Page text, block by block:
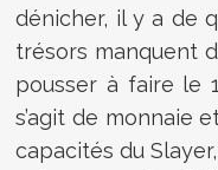
dénicher, il y a de
trésors manquent
pousser à faire le
s’agit de monnaie
capacités du